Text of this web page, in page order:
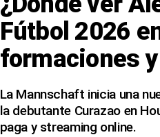
Fútbol 2026
formaciones
La Mannschaft inicia una
la debutante Curazao en
paga y streaming online.